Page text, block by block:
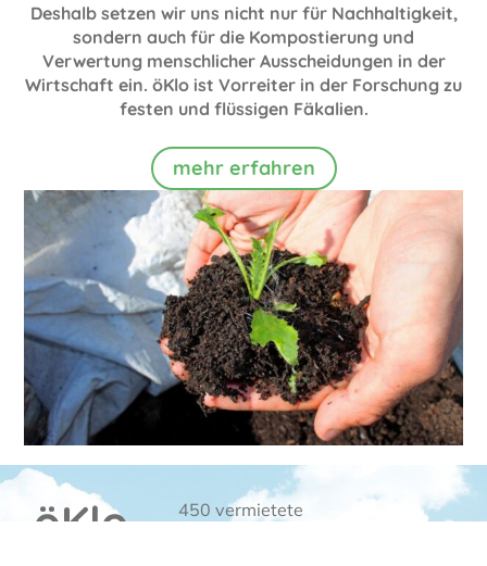
Deshalb setzen wir uns nicht nur für Nachhaltigkeit,
sondern auch für die Kompostierung und
Verwertung menschlicher Ausscheidungen in der
Wirtschaft ein. öKlo ist Vorreiter in der Forschung zu
festen und flüssigen Fäkalien.
mehr erfahren
öKlo
450 vermietete